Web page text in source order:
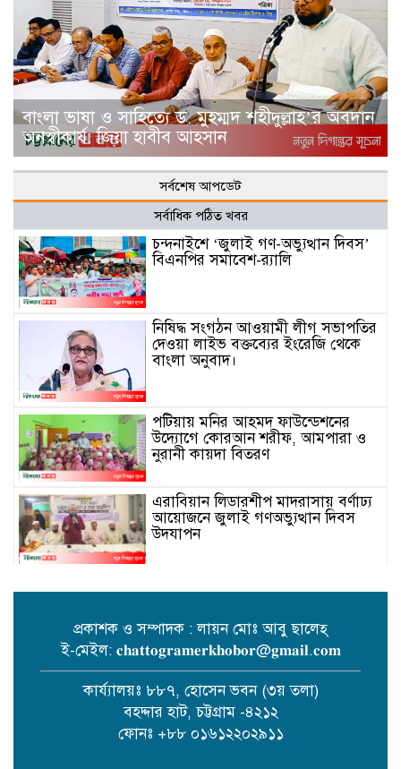
বাংলা ভাষা ও সাহিত্যে ড. মুহম্মদ শহীদুল্লাহ’র অবদান
অনস্বীকার্য: জিয়া হাবীব আহসান
সর্বশেষ আপডেট
সর্বাধিক পঠিত খবর
চন্দনাইশে ‘জুলাই গণ-অভ্যুত্থান দিবস’
বিএনপির সমাবেশ-র‌্যালি
নিষিদ্ধ সংগঠন আওয়ামী লীগ সভাপতির
দেওয়া লাইভ বক্তব্যের ইংরেজি থেকে
বাংলা অনুবাদ।
পটিয়ায় মনির আহমদ ফাউন্ডেশনের
উদ্যোগে কোরআন শরীফ, আমপারা ও
নুরানী কায়দা বিতরণ
এরাবিয়ান লিডারশীপ মাদরাসায় বর্ণাঢ্য
আয়োজনে জুলাই গণঅভ্যুত্থান দিবস
উদযাপন
অসুস্থ প্রবাসীকে রাতের আঁধারে রাস্তার
পাশে ফেলে গেছেন স্ত্রী ও সন্তানেরা
প্রকাশক ও সম্পাদক : লায়ন মোঃ আবু ছালেহ্
ই-মেইল: 𝐜𝐡𝐚𝐭𝐭𝐨𝐠𝐫𝐚𝐦𝐞𝐫𝐤𝐡𝐨𝐛𝐨𝐫@𝐠𝐦𝐚𝐢𝐥.𝐜𝐨𝐦
কার্য্যালয়ঃ ৮৮৭, হোসেন ভবন (৩য় তলা)
বহদ্দার হাট, চট্টগ্রাম -৪২১২
ফোনঃ +৮৮ ০১৬১২২০২৯১১